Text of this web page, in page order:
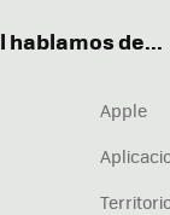
hablamos de...
Apple